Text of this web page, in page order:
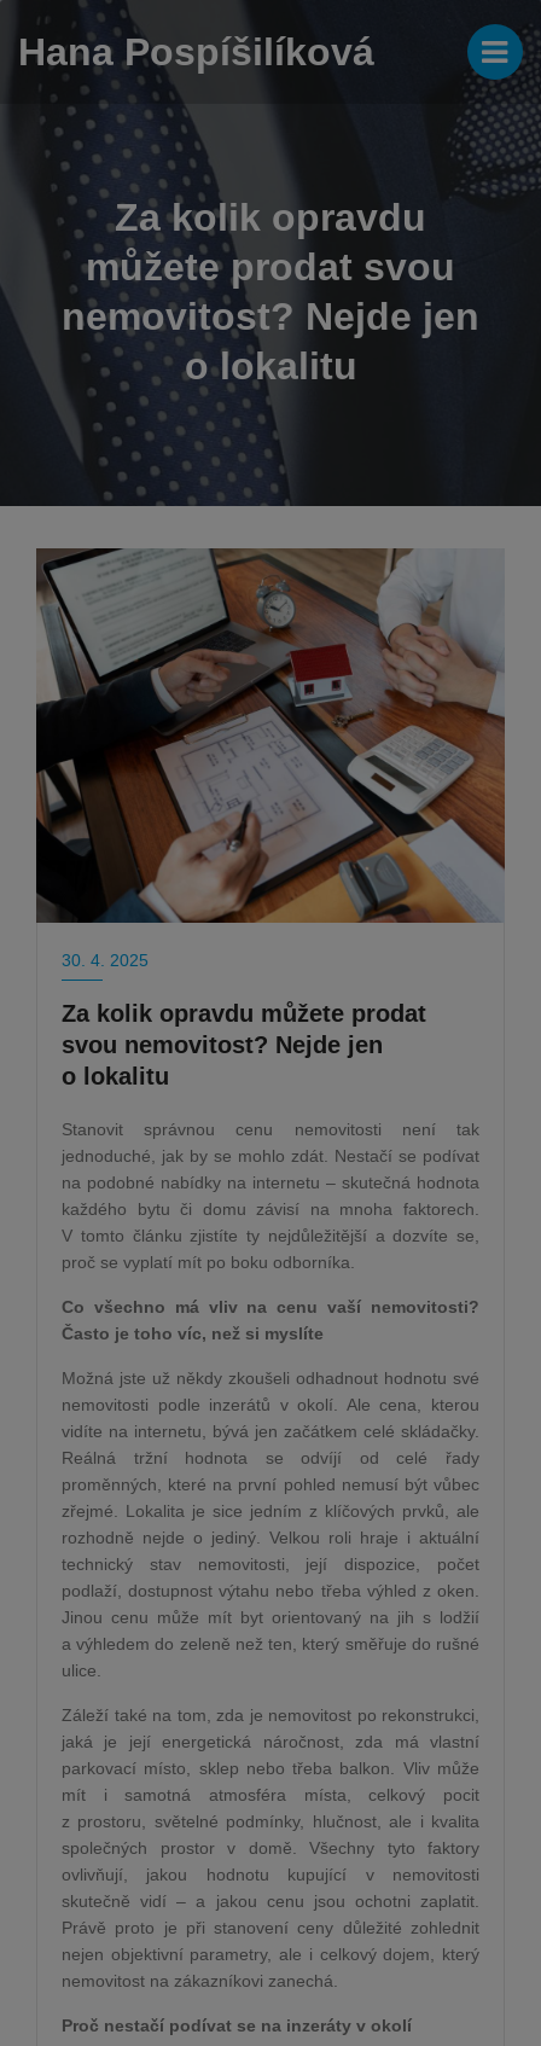
Hana Pospíšilíková
Za kolik opravdu
můžete prodat svou
nemovitost? Nejde jen
o lokalitu
30. 4. 2025
Za kolik opravdu můžete prodat
svou nemovitost? Nejde jen
o lokalitu
Stanovit správnou cenu nemovitosti není tak
jednoduché, jak by se mohlo zdát. Nestačí se podívat
na podobné nabídky na internetu – skutečná hodnota
každého bytu či domu závisí na mnoha faktorech.
V tomto článku zjistíte ty nejdůležitější a dozvíte se,
proč se vyplatí mít po boku odborníka.
Co všechno má vliv na cenu vaší nemovitosti?
Často je toho víc, než si myslíte
Možná jste už někdy zkoušeli odhadnout hodnotu své
nemovitosti podle inzerátů v okolí. Ale cena, kterou
vidíte na internetu, bývá jen začátkem celé skládačky.
Reálná tržní hodnota se odvíjí od celé řady
proměnných, které na první pohled nemusí být vůbec
zřejmé. Lokalita je sice jedním z klíčových prvků, ale
rozhodně nejde o jediný. Velkou roli hraje i aktuální
technický stav nemovitosti, její dispozice, počet
podlaží, dostupnost výtahu nebo třeba výhled z oken.
Jinou cenu může mít byt orientovaný na jih s lodžií
a výhledem do zeleně než ten, který směřuje do rušné
ulice.
Záleží také na tom, zda je nemovitost po rekonstrukci,
jaká je její energetická náročnost, zda má vlastní
parkovací místo, sklep nebo třeba balkon. Vliv může
mít i samotná atmosféra místa, celkový pocit
z prostoru, světelné podmínky, hlučnost, ale i kvalita
společných prostor v domě. Všechny tyto faktory
ovlivňují, jakou hodnotu kupující v nemovitosti
skutečně vidí – a jakou cenu jsou ochotni zaplatit.
Právě proto je při stanovení ceny důležité zohlednit
nejen objektivní parametry, ale i celkový dojem, který
nemovitost na zákazníkovi zanechá.
Proč nestačí podívat se na inzeráty v okolí